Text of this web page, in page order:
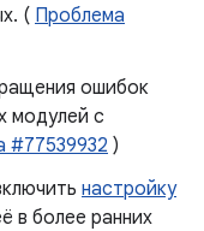
( Проблема
ошибок
модулей с
#77539932 )
настройку
в более ранних